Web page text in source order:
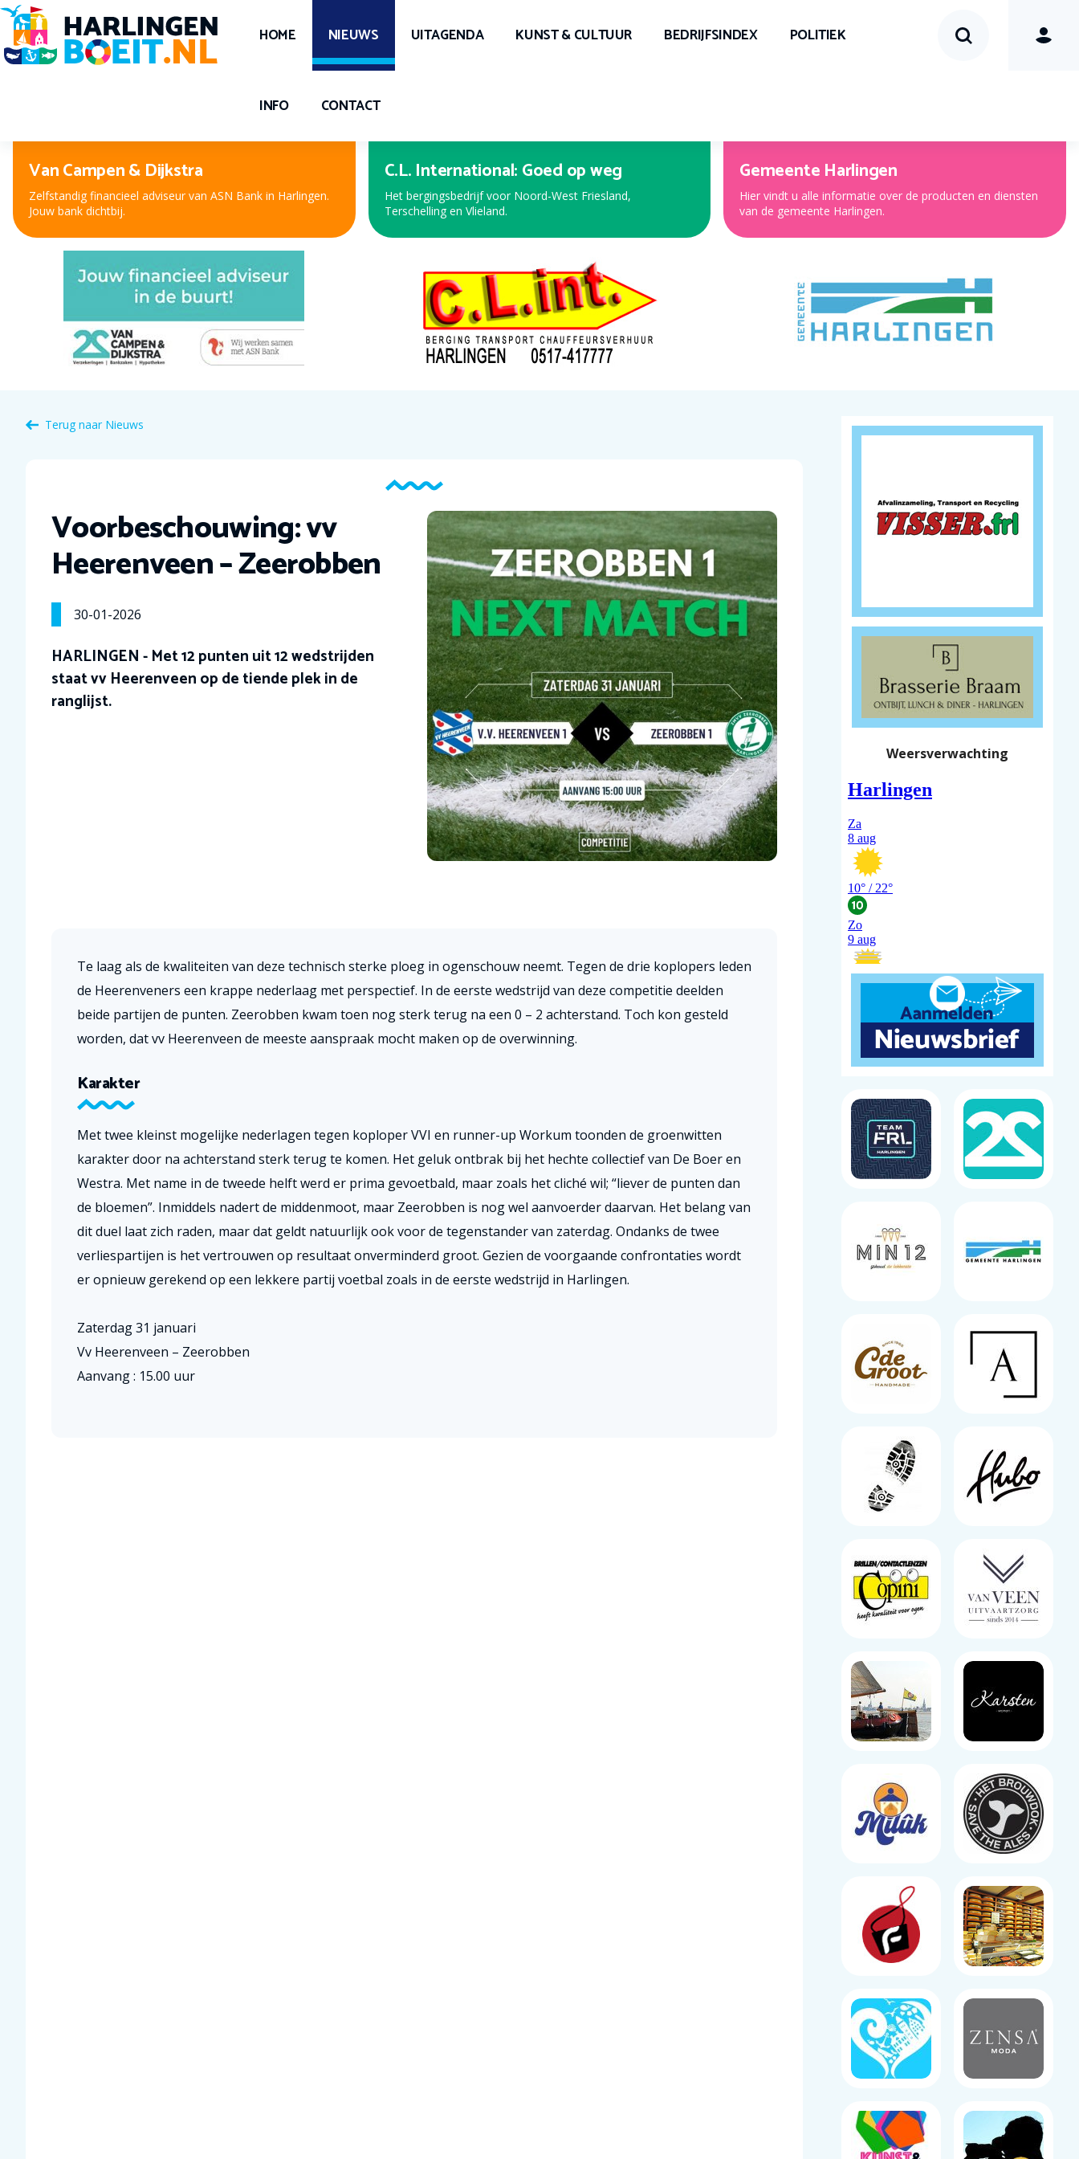
HOME NIEUWS UITAGENDA KUNST & CULTUUR BEDRIJFSINDEX POLITIEK
INFO CONTACT
Peter Kuiper, voor oog en oor
Nieuwe bril, contactlenzen of hooroplossing? Bij Peter
Kuiper, dé opticien en audicien bent u aan het juiste adres.
Expert Harlingen
Bekijk de nieuwe folder met de beste aanbiedingen!
Gemeente Harlingen
Hier vindt u alle informatie over de producten en diensten
van de gemeente Harlingen.
Terug naar Nieuws
Voorbeschouwing: vv
Heerenveen – Zeerobben
30-01-2026
HARLINGEN - Met 12 punten uit 12 wedstrijden
staat vv Heerenveen op de tiende plek in de
ranglijst.
Te laag als de kwaliteiten van deze technisch sterke ploeg in ogenschouw neemt. Tegen de drie koplopers leden
de Heerenveners een krappe nederlaag met perspectief. In de eerste wedstrijd van deze competitie deelden
beide partijen de punten. Zeerobben kwam toen nog sterk terug na een 0 – 2 achterstand. Toch kon gesteld
worden, dat vv Heerenveen de meeste aanspraak mocht maken op de overwinning.
Karakter
Met twee kleinst mogelijke nederlagen tegen koploper VVI en runner-up Workum toonden de groenwitten
karakter door na achterstand sterk terug te komen. Het geluk ontbrak bij het hechte collectief van De Boer en
Westra. Met name in de tweede helft werd er prima gevoetbald, maar zoals het cliché wil; “liever de punten dan
de bloemen”. Inmiddels nadert de middenmoot, maar Zeerobben is nog wel aanvoerder daarvan. Het belang van
dit duel laat zich raden, maar dat geldt natuurlijk ook voor de tegenstander van zaterdag. Ondanks de twee
verliespartijen is het vertrouwen op resultaat onverminderd groot. Gezien de voorgaande confrontaties wordt
er opnieuw gerekend op een lekkere partij voetbal zoals in de eerste wedstrijd in Harlingen.
Zaterdag 31 januari
Vv Heerenveen – Zeerobben
Aanvang : 15.00 uur
Weersverwachting